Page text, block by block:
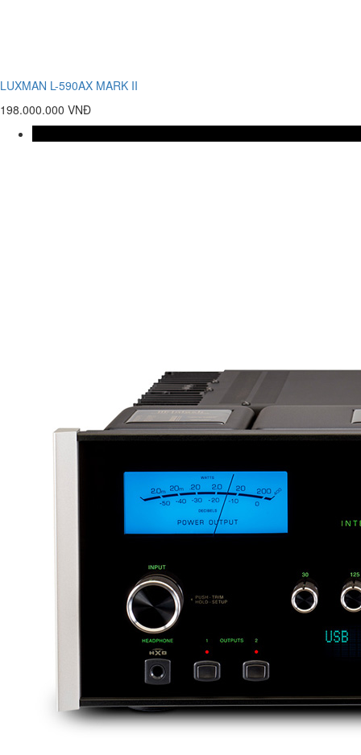
LUXMAN L-590AX MARK II
198.000.000 VNĐ